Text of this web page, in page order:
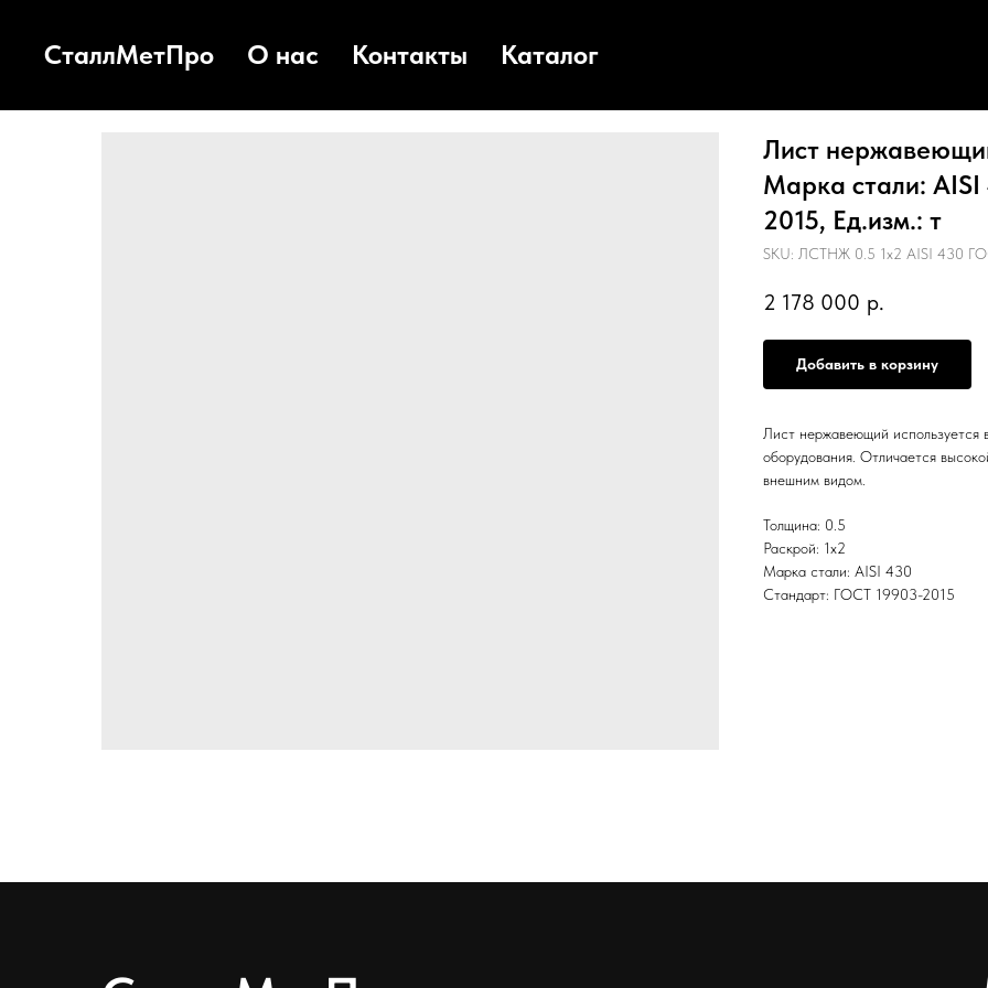
СталлМетПро О нас Контакты Каталог
Лист
Марка стали:
2015, Ед.изм.: т
SKU: ЛСТНЖ 0.5 1х2 AISI 430
2 178 000 р.
Добавить в корзину
Лист нержавеющий используется
оборудования. Отличается
внешним видом.
Толщина: 0.5
Раскрой: 1х2
Марка стали: AISI 430
Стандарт: ГОСТ 19903-2015